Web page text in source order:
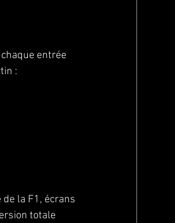
entrée
:
la F1, écrans
totale